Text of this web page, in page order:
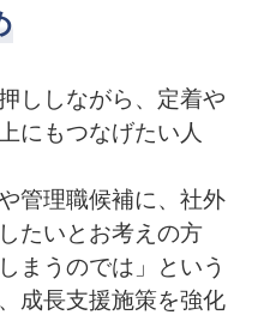
ししながら、定着や
にもつなげたい人
管理職候補に、社外
たいとお考えの方
まうのでは」という
成長支援施策を強化